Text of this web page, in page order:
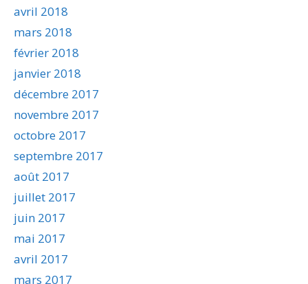
avril 2018
mars 2018
février 2018
janvier 2018
décembre 2017
novembre 2017
octobre 2017
septembre 2017
août 2017
juillet 2017
juin 2017
mai 2017
avril 2017
mars 2017